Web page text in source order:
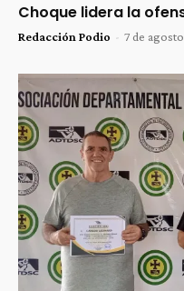
Choque lidera la
Redacción Podio - 7 de